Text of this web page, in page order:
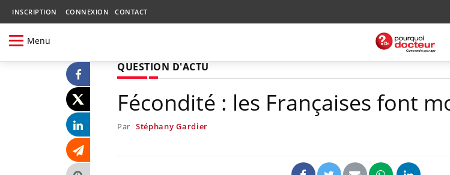
INSCRIPTION CONNEXION CONTACT
Menu
QUESTION D'ACTU
Fécondité : les Françaises font
Par Stéphany Gardier